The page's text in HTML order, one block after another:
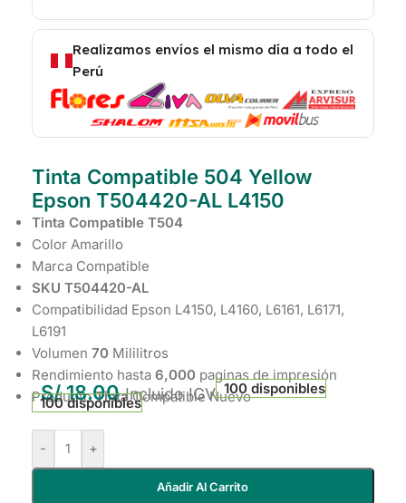
Realizamos envíos el mismo día a todo el
Perú
Tinta Compatible 504 Yellow
Epson T504420-AL L4150
Tinta Compatible T504
Color Amarillo
Marca Compatible
SKU T504420-AL
Compatibilidad Epson L4150, L4160, L6161, L6171,
L6191
Volumen 70 Mililitros
Rendimiento hasta 6,000 paginas de impresión
ProductoTintaCompatible Nuevo
S/18.00 Incluido IGV 100 disponibles
100 disponibles
- +
Añadir Al Carrito